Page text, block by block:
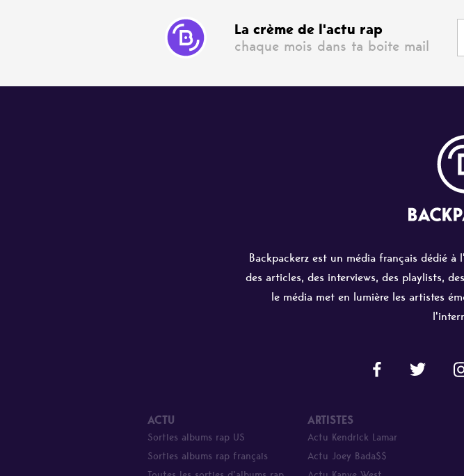
La crème de l'actu rap
chaque mois dans ta boite mail
Backpackerz est un média français dédié
des articles, des interviews, des playlists,
le média met en lumière les artistes
ACTU
Sorties albums rap US
Sorties albums rap français
ARTISTES
Actu Kendrick Lamar
Actu Joey Bada$$